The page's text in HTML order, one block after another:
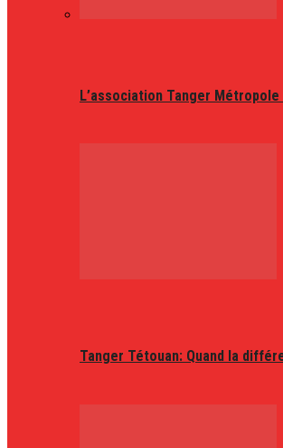
L’association Tanger
Tanger Tétouan: Quand la